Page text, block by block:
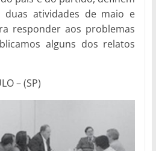
duas atividades de maio e
responder aos problemas
alguns dos relatos
– (SP)